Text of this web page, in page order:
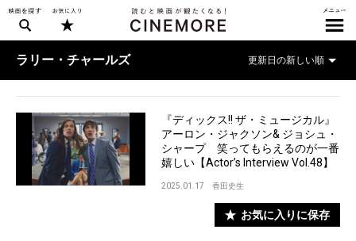
ラリー・チャールズ
『ディックス!! ザ・ミュージカル』
アーロン・ジャクソン& ジョシュ・
シャープ 笑ってもらえるのが一番
嬉しい【Actor’s Interview Vol.48】
2025.01.17 香田史生
お気に入りに保存